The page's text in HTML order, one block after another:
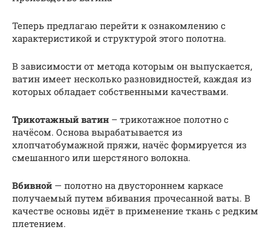
Теперь предлагаю перейти к ознакомлению с
характеристикой и структурой этого полотна.
В зависимости от метода которым он выпускается,
ватин имеет несколько разновидностей, каждая из
которых обладает собственными качествами.
Трикотажный ватин – трикотажное полотно с
начёсом. Основа вырабатывается из
хлопчатобумажной пряжи, начёс формируется из
смешанного или шерстяного волокна.
Вбивной — полотно на двустороннем каркасе
получаемый путем вбивания прочесанной ваты. В
качестве основы идёт в применение ткань с редким
плетением.